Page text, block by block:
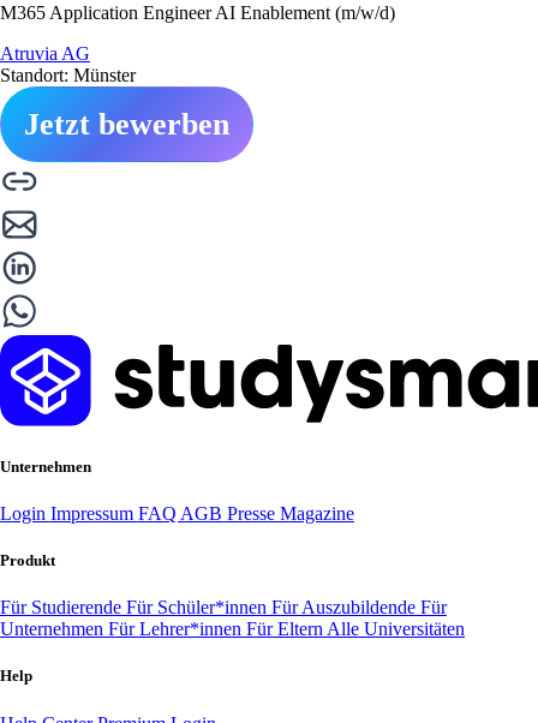
M365 Application Engineer AI Enablement (m/w/d)
Atruvia AG
Standort: Münster
Jetzt bewerben
Unternehmen
Login Impressum FAQ AGB Presse Magazine
Produkt
Für Studierende Für Schüler*innen Für Auszubildende Für
Unternehmen Für Lehrer*innen Für Eltern Alle Universitäten
Help